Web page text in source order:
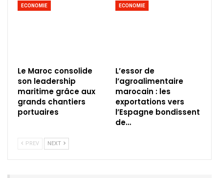
ECONOMIE
Le Maroc consolide
son leadership
maritime grâce aux
grands chantiers
portuaires
ECONOMIE
L’essor de
l’agroalimentaire
marocain : les
exportations vers
l’Espagne bondissent
de…
PREV NEXT